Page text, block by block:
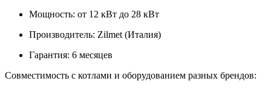
Мощность: от 12 кВт до 28 кВт
Производитель: Zilmet (Италия)
Гарантия: 6 месяцев
Совместимость с котлами и оборудованием разных брендов: